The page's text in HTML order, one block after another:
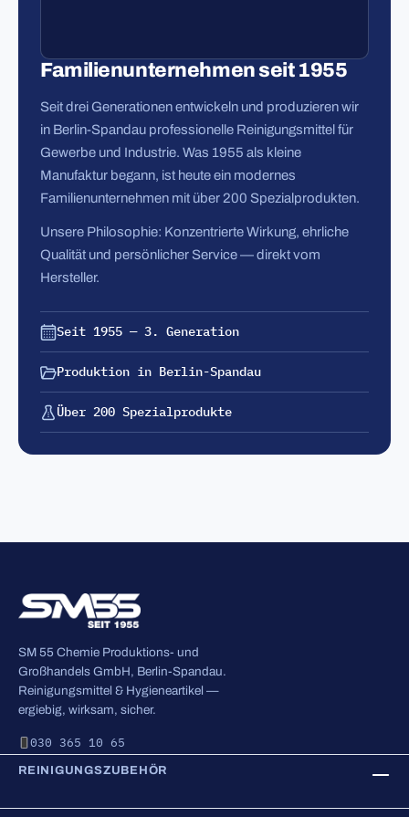
Familienunternehmen seit 1955
Seit drei Generationen entwickeln und produzieren wir
in Berlin-Spandau professionelle Reinigungsmittel für
Gewerbe und Industrie. Was 1955 als kleine
Manufaktur begann, ist heute ein modernes
Familienunternehmen mit über 200 Spezialprodukten.
Unsere Philosophie: Konzentrierte Wirkung, ehrliche
Qualität und persönlicher Service — direkt vom
Hersteller.
Seit 1955 — 3. Generation
Produktion in Berlin-Spandau
Über 200 Spezialprodukte
SM 55 Chemie Produktions- und
Großhandels GmbH, Berlin-Spandau.
Reinigungsmittel & Hygieneartikel —
ergiebig, wirksam, sicher.
030 365 10 65
REINIGUNGSZUBEHÖR